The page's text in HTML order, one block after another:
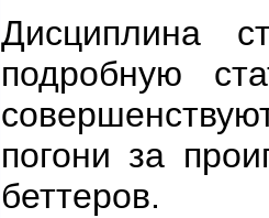
Дисциплина
подробную
погони за
беттеров.